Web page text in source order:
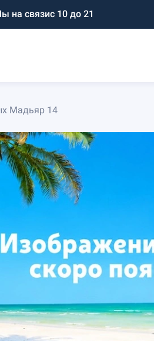
на связис 10 до 21
Мадьяр 14